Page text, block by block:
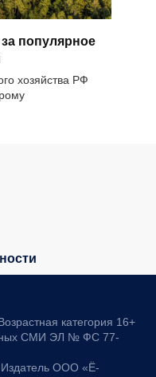
популярное
хозяйства РФ
категория 16+
СМИ ЭЛ № ФС 77-
ООО «Ё-